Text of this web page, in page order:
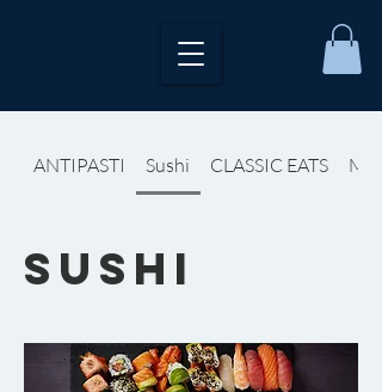
ANTIPASTI Sushi CLASSIC EATS
Sushi